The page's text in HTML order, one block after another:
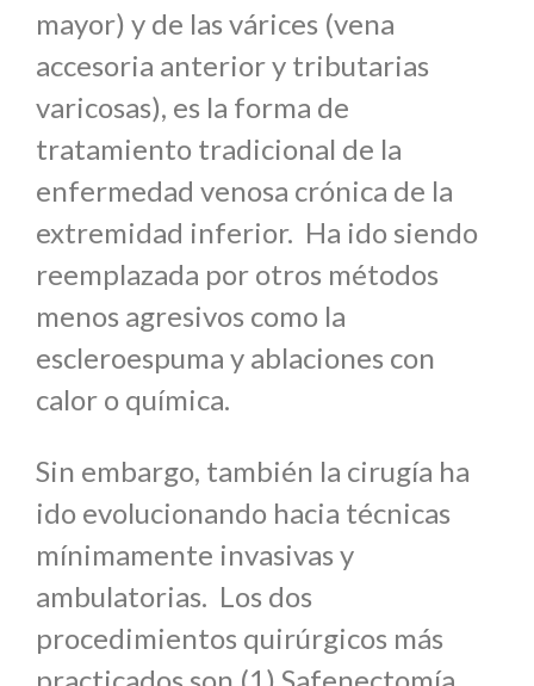
mayor) y de las várices (vena
accesoria anterior y tributarias
varicosas), es la forma de
tratamiento tradicional de la
enfermedad venosa crónica de la
extremidad inferior. Ha ido siendo
reemplazada por otros métodos
menos agresivos como la
escleroespuma y ablaciones con
calor o química.
Sin embargo, también la cirugía ha
ido evolucionando hacia técnicas
mínimamente invasivas y
ambulatorias. Los dos
procedimientos quirúrgicos más